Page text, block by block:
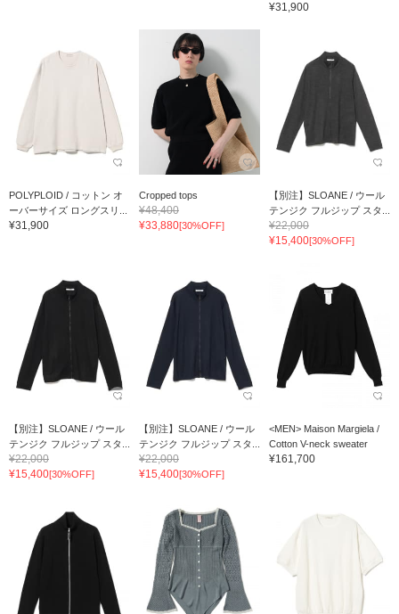
¥31,900
POLYPLOID / コットン オ
ーバーサイズ ロングスリ...
¥31,900
Cropped tops
¥48,400
¥33,880[30%OFF]
【別注】SLOANE / ウール
テンジク フルジップ スタ...
¥22,000
¥15,400[30%OFF]
【別注】SLOANE / ウール
テンジク フルジップ スタ...
¥22,000
¥15,400[30%OFF]
【別注】SLOANE / ウール
テンジク フルジップ スタ...
¥22,000
¥15,400[30%OFF]
<MEN> Maison Margiela /
Cotton V-neck sweater
¥161,700